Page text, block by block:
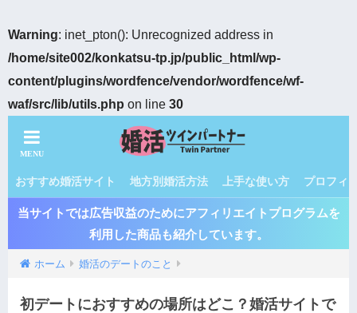
Warning: inet_pton(): Unrecognized address in
/home/site002/konkatsu-tp.jp/public_html/wp-
content/plugins/wordfence/vendor/wordfence/wf-
waf/src/lib/utils.php on line 30
おすすめ婚活サイト 地方別婚活方法 上手な使い方 プロフィ
当サイトでは広告収益のためにアフィリエイトプログラムを
利用した商品も紹介しています。
ホーム 婚活のデートのこと
初デートにおすすめの場所はどこ？婚活サイトで